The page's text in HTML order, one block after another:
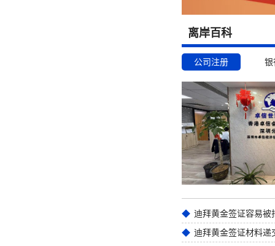
离岸百科
公司注册 银
迪拜黄金签证材料递